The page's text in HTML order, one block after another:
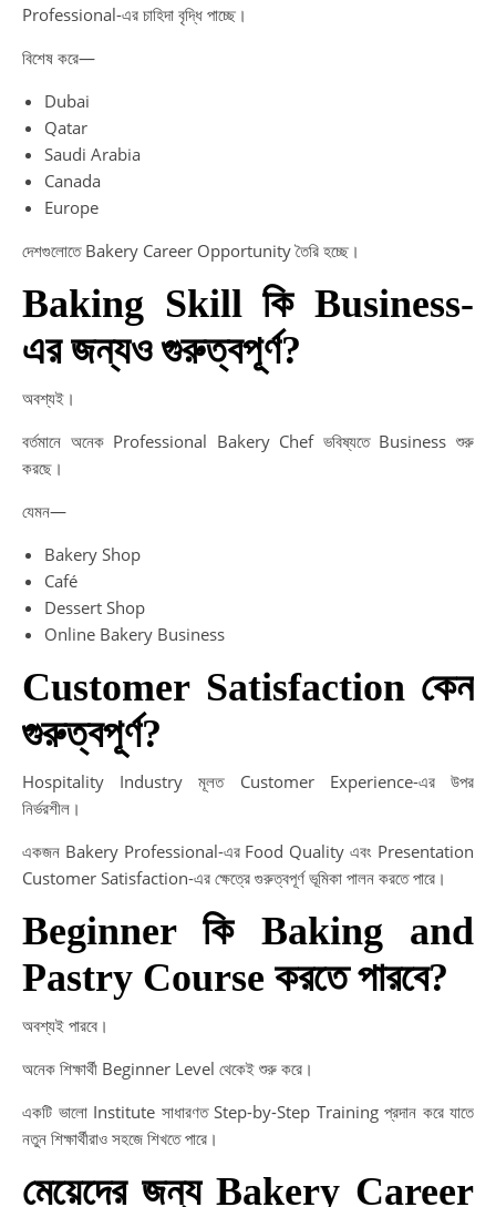
Professional-এর চাহিদা বৃদ্ধি পাচ্ছে।
বিশেষ করে—
Dubai
Qatar
Saudi Arabia
Canada
Europe
দেশগুলোতে Bakery Career Opportunity তৈরি হচ্ছে।
Baking Skill কি Business-
এর জন্যও গুরুত্বপূর্ণ?
অবশ্যই।
বর্তমানে অনেক Professional Bakery Chef ভবিষ্যতে Business শুরু
করছে।
যেমন—
Bakery Shop
Café
Dessert Shop
Online Bakery Business
Customer Satisfaction কেন
গুরুত্বপূর্ণ?
Hospitality Industry মূলত Customer Experience-এর উপর
নির্ভরশীল।
একজন Bakery Professional-এর Food Quality এবং Presentation
Customer Satisfaction-এর ক্ষেত্রে গুরুত্বপূর্ণ ভূমিকা পালন করতে পারে।
Beginner কি Baking and
Pastry Course করতে পারবে?
অবশ্যই পারবে।
অনেক শিক্ষার্থী Beginner Level থেকেই শুরু করে।
একটি ভালো Institute সাধারণত Step-by-Step Training প্রদান করে যাতে
নতুন শিক্ষার্থীরাও সহজে শিখতে পারে।
মেয়েদের জন্য Bakery Career